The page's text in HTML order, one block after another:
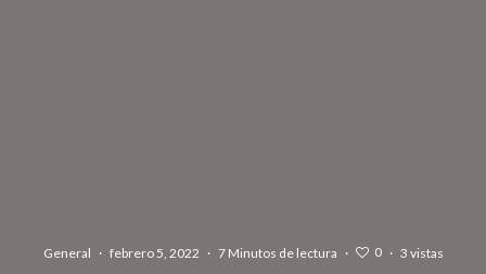
General · febrero 5, 2022 · 7 Minutos de lectura · 0 · 3 vistas